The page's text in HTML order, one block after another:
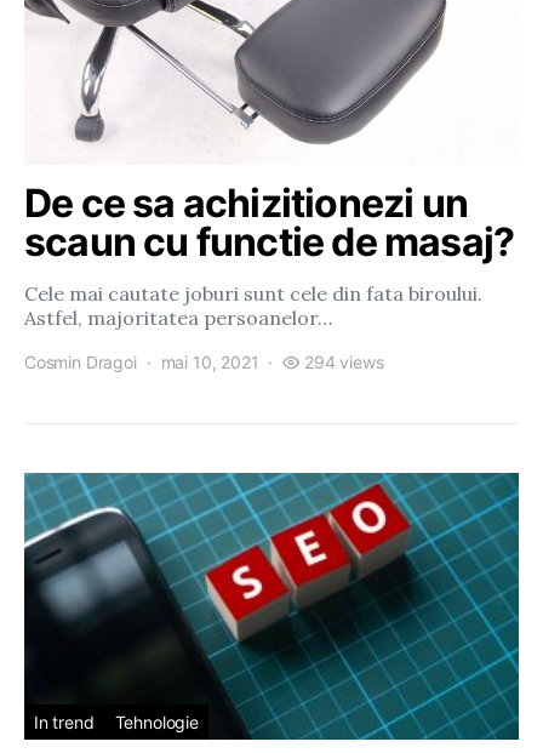
De ce sa achizitionezi un
scaun cu functie de masaj?
Cele mai cautate joburi sunt cele din fata biroului.
Astfel, majoritatea persoanelor…
Cosmin Dragoi mai 10, 2021 294 views
In trend Tehnologie